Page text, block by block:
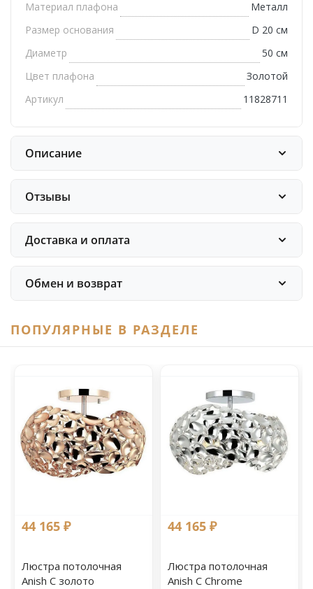
Материал плафона
Металл
Размер основания
D 20 см
Диаметр
50 см
Цвет плафона
Золотой
Артикул
11828711
Описание
Отзывы
Доставка и оплата
Обмен и возврат
ПОПУЛЯРНЫЕ В РАЗДЕЛЕ
44 165 ₽
Люстра потолочная
Anish С золото
44 165 ₽
Люстра потолочная
Anish С Chrome